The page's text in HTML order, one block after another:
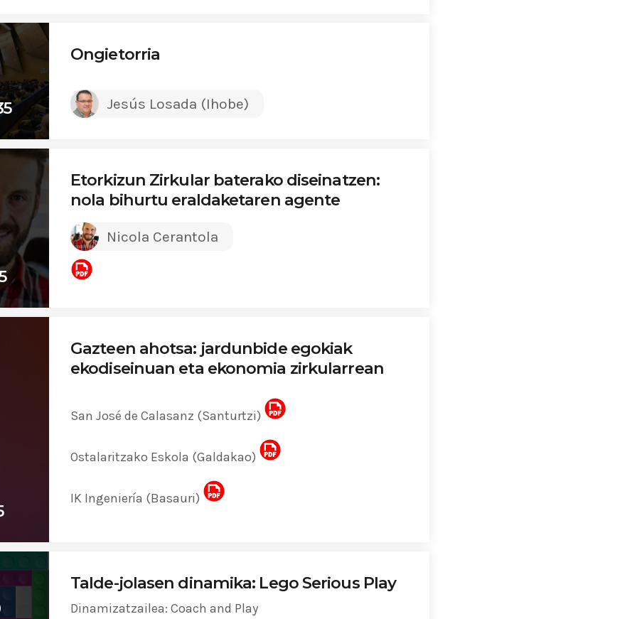
Ongietorria
Jesús Losada (Ihobe)
Etorkizun Zirkular baterako diseinatzen:
nola bihurtu eraldaketaren agente
Nicola Cerantola
Gazteen ahotsa: jardunbide egokiak
ekodiseinuan eta ekonomia zirkularrean
San José de Calasanz (Santurtzi)
Ostalaritzako Eskola (Galdakao)
IK Ingeniería (Basauri)
Talde-jolasen dinamika: Lego Serious Play
Dinamizatzailea: Coach and Play